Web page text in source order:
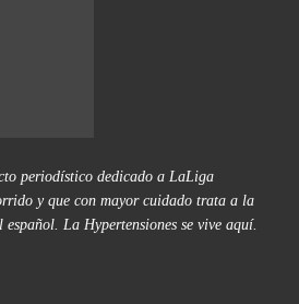
periodístico dedicado a LaLiga
y que con mayor cuidado trata a la
La Hypertensiones se vive aquí.